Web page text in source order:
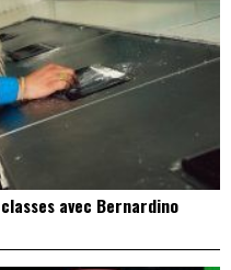
avec Bernardino